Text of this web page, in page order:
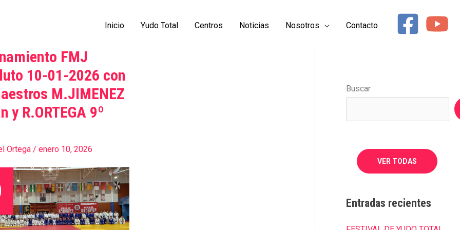
Inicio Yudo Total Centros Noticias Nosotros Contacto
FMJ
10-01-2026 con
M.JIMENEZ
y R.ORTEGA 9º
Ortega / enero 10, 2026
Buscar
VER TODAS
Entradas recientes